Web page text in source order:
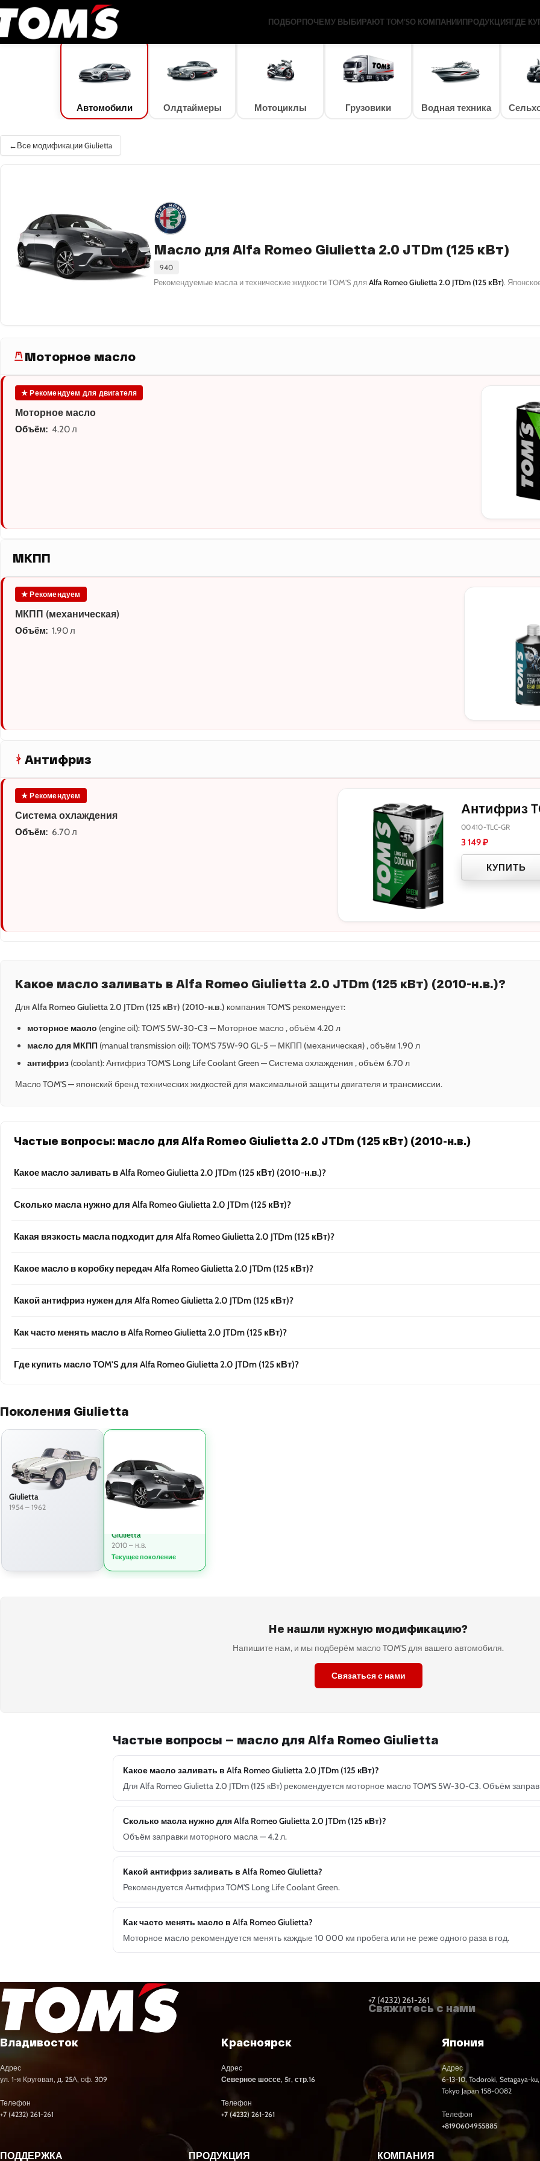
ПОДБОРПОЧЕМУ ВЫБИРАЮТ TOM’SО КОМПАНИИПРОДУКЦИЯ
5W-30 C3
5W-30 DL-1
0W-20 PAO
0W-20
0W-30 DL-1
ГДЕ
TOM'S Oil /Подбор масла /Автомобили
Автомобили Олдтаймеры Мотоциклы Грузовики Водная техника
Все модификации Giulietta
Масло для Alfa Romeo Giulietta 2.0 JTDm (125 кВт)
940
Рекомендуемые масла и технические жидкости TOM'S для Alfa Romeo Giulietta 2.0 JTDm (125 кВт).
Моторное масло
★ Рекомендуем для двигателя
Моторное масло
Объём: 4.20 л
МКПП
★ Рекомендуем
МКПП (механическая)
Объём: 1.90 л
Антифриз
★ Рекомендуем
Система охлаждения
Объём: 6.70 л
Антифриз
00410-TLC-GR
3 149₽
КУПИТЬ
Какое масло заливать в Alfa Romeo Giulietta 2.0 JTDm (125 кВт) (2010-н.в.)?
Для Alfa Romeo Giulietta 2.0 JTDm (125 кВт) (2010-н.в.) компания TOM'S рекомендует:
моторное масло (engine oil): TOM'S 5W-30-C3 — Моторное масло , объём 4.20 л
масло для МКПП (manual transmission oil): TOM'S 75W-90 GL-5 — МКПП (механическая) , объём 1.90 л
антифриз (coolant): Антифриз TOM'S Long Life Coolant Green — Система охлаждения , объём 6.70 л
Масло TOM'S — японский бренд технических жидкостей для максимальной защиты двигателя и трансмиссии.
Частые вопросы: масло для Alfa Romeo Giulietta 2.0 JTDm (125 кВт) (2010-н.в.)
Какое масло заливать в Alfa Romeo Giulietta 2.0 JTDm (125 кВт) (2010-н.в.)?
Сколько масла нужно для Alfa Romeo Giulietta 2.0 JTDm (125 кВт)?
Какая вязкость масла подходит для Alfa Romeo Giulietta 2.0 JTDm (125 кВт)?
Какое масло в коробку передач Alfa Romeo Giulietta 2.0 JTDm (125 кВт)?
Какой антифриз нужен для Alfa Romeo Giulietta 2.0 JTDm (125 кВт)?
Как часто менять масло в Alfa Romeo Giulietta 2.0 JTDm (125 кВт)?
Где купить масло TOM'S для Alfa Romeo Giulietta 2.0 JTDm (125 кВт)?
Поколения Giulietta
Giulietta
1954 – 1962
Giulietta
2010 – н.в.
Текущее поколение
Не нашли нужную модификацию?
Напишите нам, и мы подберём масло TOM'S для вашего автомобиля.
Связаться с нами
Частые вопросы — масло для Alfa Romeo Giulietta
Какое масло заливать в Alfa Romeo Giulietta 2.0 JTDm (125 кВт)?
Для Alfa Romeo Giulietta 2.0 JTDm (125 кВт) рекомендуется моторное масло TOM'S 5W-30-C3. Объём
Сколько масла нужно для Alfa Romeo Giulietta 2.0 JTDm (125 кВт)?
Объём заправки моторного масла — 4.2 л.
Какой антифриз заливать в Alfa Romeo Giulietta?
Рекомендуется Антифриз TOM'S Long Life Coolant Green.
Как часто менять масло в Alfa Romeo Giulietta?
Моторное масло рекомендуется менять каждые 10 000 км пробега или не реже одного раза в год.
+7 (4232) 261-261
Свяжитесь с нами
Владивосток
Адрес
ул. 1-я Круговая, д. 25А, оф. 309
Телефон
+7 (4232) 261-261
Красноярск
Адрес
Северное шоссе, 5г, стр.16
Телефон
+7 (4232) 261-261
Япония
Адрес
6-13-10, Todoroki, Setagaya-ku,
Tokyo Japan 158-0082
Телефон
+8190604955885
ПОДДЕРЖКА ПРОДУКЦИЯ КОМПАНИЯ